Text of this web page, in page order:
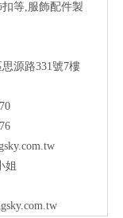
扣、扣環、繩扣、
等,服飾配件製
源路331號7樓
姐